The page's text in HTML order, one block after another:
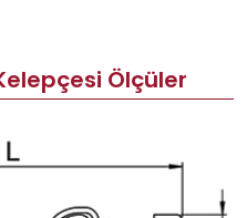
Ölçüler